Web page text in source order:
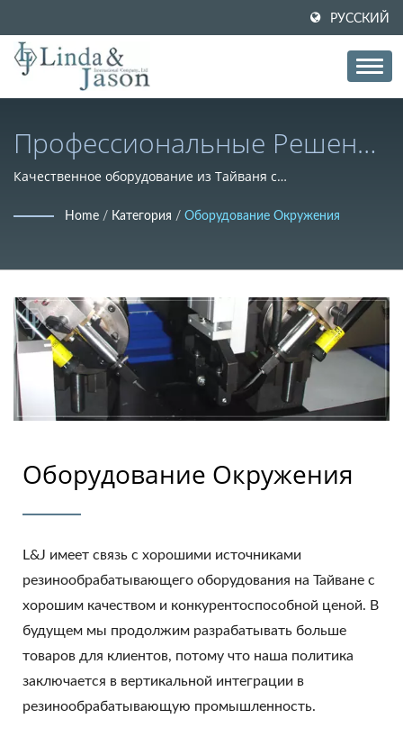
РУССКИЙ
Профессиональные Решения
Для Оборудования По
Окружению Резины
Качественное оборудование из Тайваня с
интеграции в производстве резины
Home / Категория / Оборудование Окружения
Оборудование Окружения
L&J имеет связь с хорошими источниками
резинообрабатывающего оборудования на Тайване с
хорошим качеством и конкурентоспособной ценой. В
будущем мы продолжим разрабатывать больше
товаров для клиентов, потому что наша политика
заключается в вертикальной интеграции в
резинообрабатывающую промышленность.